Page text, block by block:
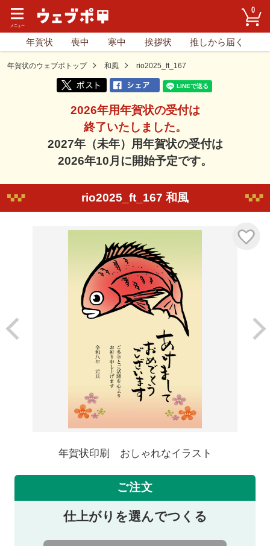
0
年賀状 喪中 寒中 挨拶状 推しから届く
年賀状のウェブポトップ 和風 rio2025_ft_167
2026年用年賀状の受付は
終了いたしました。
2027年（未年）用年賀状の受付は
2026年10月に開始予定です。
rio2025_ft_167 和風
年賀状印刷 おしゃれなイラスト
ご注文
仕上がりを選んでつくる